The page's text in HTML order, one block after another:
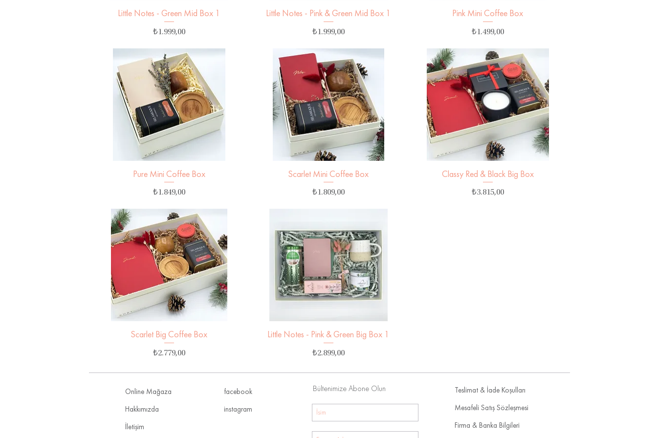
Hızlı Bakış
Little Notes - Green Mid Box 1
Fiyat
₺1.999,00
Hızlı Bakış
Little Notes - Pink & Green Mid Box 1
Fiyat
₺1.999,00
Hızlı Bakış
Pink Mini Coffee Box
Fiyat
₺1.499,00
Hızlı Bakış
Pure Mini Coffee Box
Fiyat
₺1.849,00
Hızlı Bakış
Scarlet Mini Coffee Box
Fiyat
₺1.809,00
Hızlı Bakış
Classy Red & Black Big Box
Fiyat
₺3.815,00
Hızlı Bakış
Scarlet Big Coffee Box
Fiyat
₺2.779,00
Hızlı Bakış
Little Notes - Pink & Green Big Box 1
Fiyat
₺2.899,00
Online Mağaza
Hakkımızda
İletişim
facebook
instagram
Bültenimize Abone Olun
Teslimat & İade Koşulları
Mesafeli Satış Sözleşmesi
Firma & Banka Bilgileri